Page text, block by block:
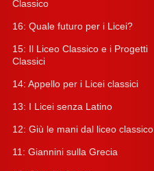
Classico
16: Quale futuro per i Licei?
15: Il Liceo Classico e i Progetti
Classici
14: Appello per i Licei classici
13: I Licei senza Latino
12: Giù le mani dal liceo classico
11: Giannini sulla Grecia